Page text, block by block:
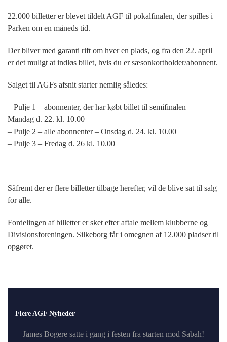
22.000 billetter er blevet tildelt AGF til pokalfinalen, der spilles i
Parken om en måneds tid.
Der bliver med garanti rift om hver en plads, og fra den 22. april
er det muligt at indløs billet, hvis du er sæsonkortholder/abonnent.
Salget til AGFs afsnit starter nemlig således:
– Pulje 1 – abonnenter, der har købt billet til semifinalen –
Mandag d. 22. kl. 10.00
– Pulje 2 – alle abonnenter – Onsdag d. 24. kl. 10.00
– Pulje 3 – Fredag d. 26 kl. 10.00
Såfremt der er flere billetter tilbage herefter, vil de blive sat til salg
for alle.
Fordelingen af billetter er sket efter aftale mellem klubberne og
Divisionsforeningen. Silkeborg får i omegnen af 12.000 pladser til
opgøret.
Flere AGF Nyheder
James Bogere satte i gang i festen fra starten mod Sabah!